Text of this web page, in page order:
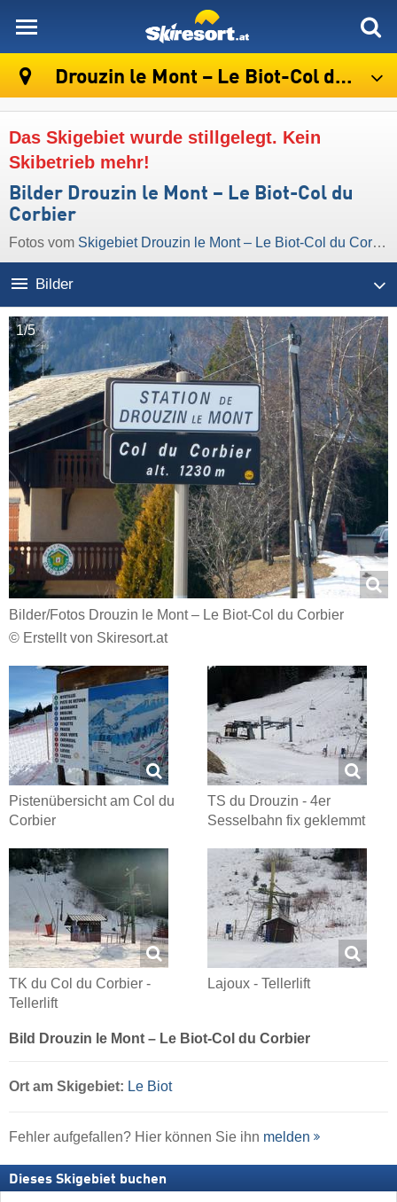
Drouzin le Mont – Le Biot-Col du Corbier
Das Skigebiet wurde stillgelegt. Kein
Skibetrieb mehr!
Bilder Drouzin le Mont – Le Biot-Col du
Corbier
Fotos vom Skigebiet Drouzin le Mont – Le Biot-Col du Corbier
Bilder
1/5
Bilder/​Fotos Drouzin le Mont – Le Biot-Col du Corbier
© Erstellt von Skiresort.at
Pistenübersicht am Col du
Corbier
TS du Drouzin - 4er
Sesselbahn fix geklemmt
TK du Col du Corbier -
Tellerlift
Lajoux - Tellerlift
Bild Drouzin le Mont – Le Biot-Col du Corbier
Ort am Skigebiet: Le Biot
Fehler aufgefallen? Hier können Sie ihn melden
Dieses Skigebiet buchen